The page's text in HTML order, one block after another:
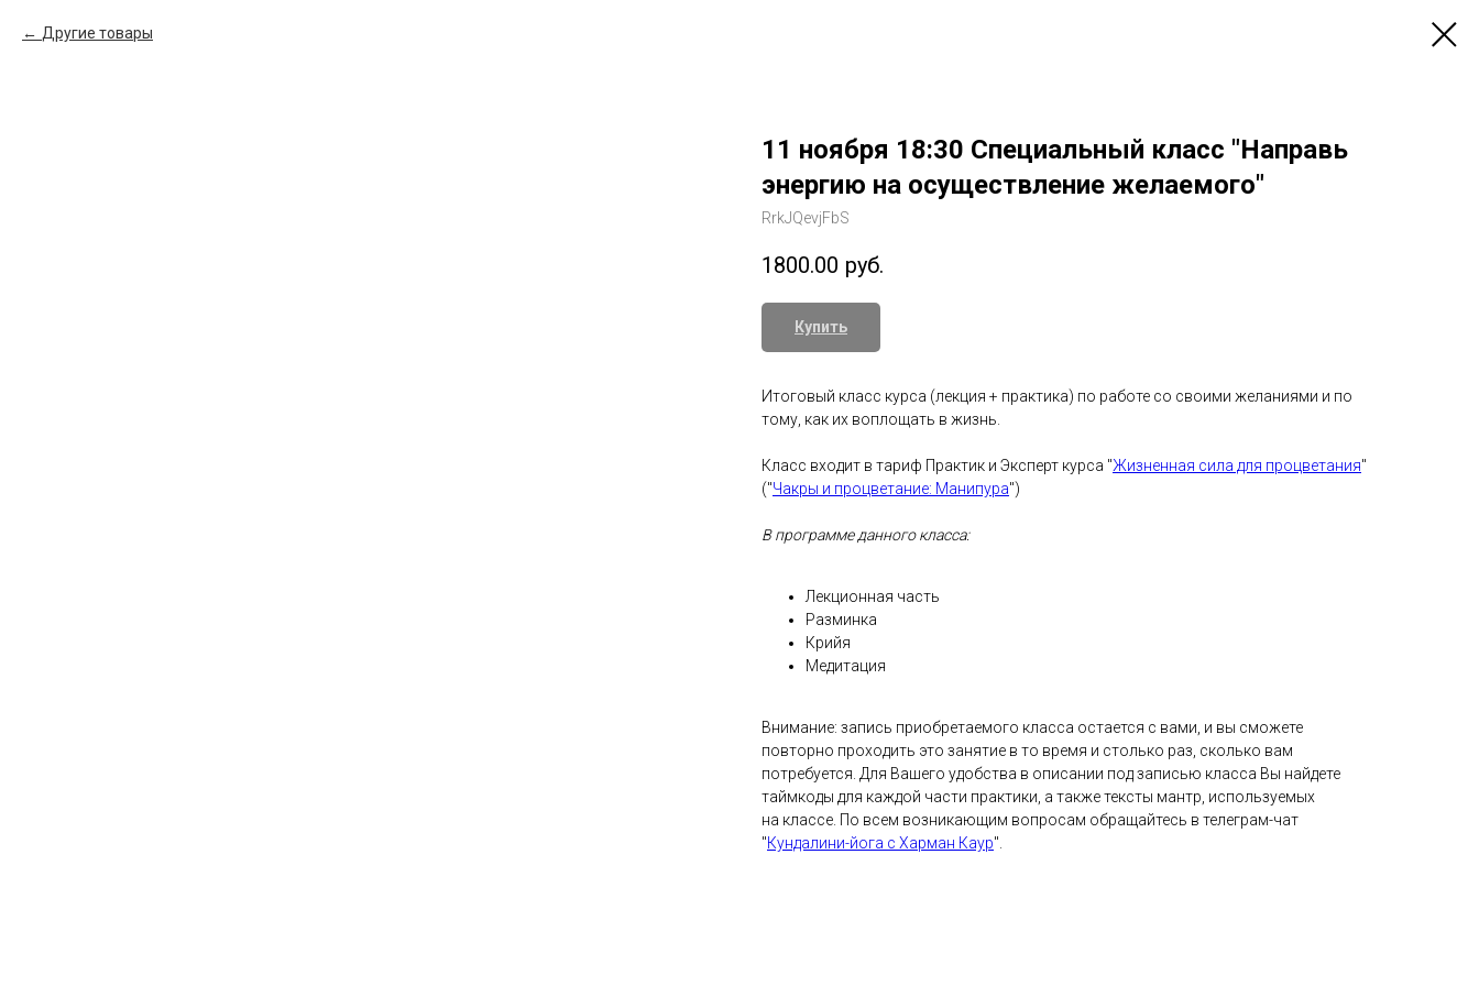
Другие товары
11 ноября 18:30 Специальный класс "Направь
энергию на осуществление желаемого"
RrkJQevjFbS
1800.00 руб.
Купить
Итоговый класс курса (лекция + практика) по работе со своими желаниями и по
тому, как их воплощать в жизнь.
Класс входит в тариф Практик и Эксперт курса "Жизненная сила для процветания"
("Чакры и процветание: Манипура")
В программе данного класса:
Лекционная часть
Разминка
Крийя
Медитация
Внимание: запись приобретаемого класса остается с вами, и вы сможете
повторно проходить это занятие в то время и столько раз, сколько вам
потребуется. Для Вашего удобства в описании под записью класса Вы найдете
таймкоды для каждой части практики, а также тексты мантр, используемых
на классе. По всем возникающим вопросам обращайтесь в телеграм-чат
"Кундалини-йога с Харман Каур".